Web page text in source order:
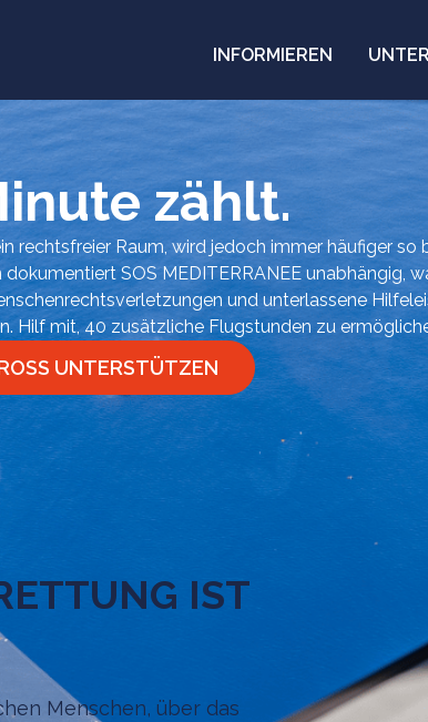
INFORMIEREN
zählt.
rechtsfreier Raum, wird jedoch immer häufiger so
dokumentiert SOS MEDITERRANEE unabhängig,
und unterlassene
Hilf mit, 40 zusätzliche Flugstunden zu
UNTERSTÜTZEN
IST
Menschen, über das